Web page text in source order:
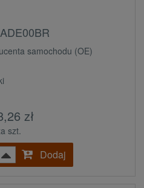
samochodu (OE)
zł
szt.
Dodaj